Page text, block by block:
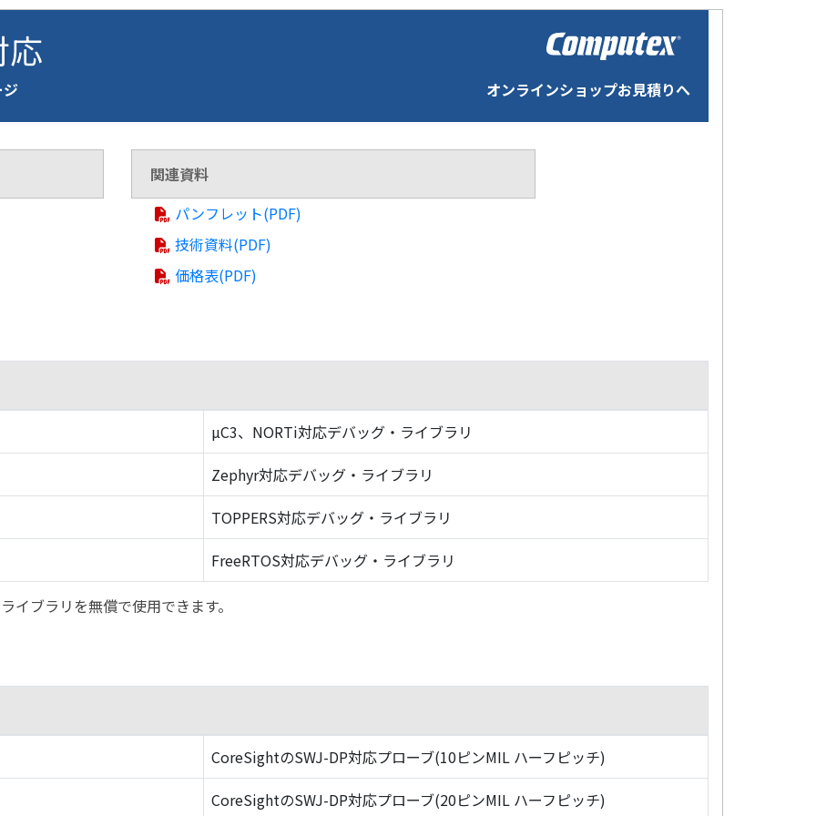
応
オンラインショップお見積りへ
関連資料
パンフレット(PDF)
技術資料(PDF)
価格表(PDF)
µC3、NORTi対応デバッグ・ライブラリ
Zephyr対応デバッグ・ライブラリ
TOPPERS対応デバッグ・ライブラリ
FreeRTOS対応デバッグ・ライブラリ
ブラリを無償で使用できます。
CoreSightのSWJ-DP対応プローブ(10ピンMIL ハーフピッチ)
CoreSightのSWJ-DP対応プローブ(20ピンMIL ハーフピッチ)